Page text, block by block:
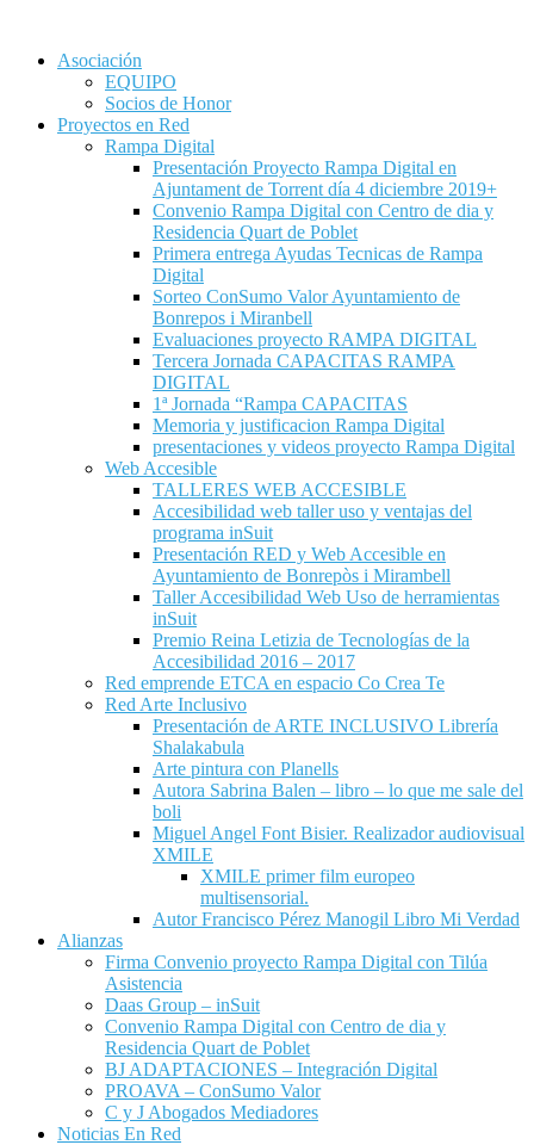
Asociación
EQUIPO
Socios de Honor
Proyectos en Red
Rampa Digital
Presentación Proyecto Rampa Digital en
Ajuntament de Torrent día 4 diciembre 2019+
Convenio Rampa Digital con Centro de dia y
Residencia Quart de Poblet
Primera entrega Ayudas Tecnicas de Rampa
Digital
Sorteo ConSumo Valor Ayuntamiento de
Bonrepos i Miranbell
Evaluaciones proyecto RAMPA DIGITAL
Tercera Jornada CAPACITAS RAMPA
DIGITAL
1ª Jornada “Rampa CAPACITAS
Memoria y justificacion Rampa Digital
presentaciones y videos proyecto Rampa Digital
Web Accesible
TALLERES WEB ACCESIBLE
Accesibilidad web taller uso y ventajas del
programa inSuit
Presentación RED y Web Accesible en
Ayuntamiento de Bonrepòs i Mirambell
Taller Accesibilidad Web Uso de herramientas
inSuit
Premio Reina Letizia de Tecnologías de la
Accesibilidad 2016 – 2017
Red emprende ETCA en espacio Co Crea Te
Red Arte Inclusivo
Presentación de ARTE INCLUSIVO Librería
Shalakabula
Arte pintura con Planells
Autora Sabrina Balen – libro – lo que me sale del
boli
Miguel Angel Font Bisier. Realizador audiovisual
XMILE
XMILE primer film europeo
multisensorial.
Autor Francisco Pérez Manogil Libro Mi Verdad
Alianzas
Firma Convenio proyecto Rampa Digital con Tilúa
Asistencia
Daas Group – inSuit
Convenio Rampa Digital con Centro de dia y
Residencia Quart de Poblet
BJ ADAPTACIONES – Integración Digital
PROAVA – ConSumo Valor
C y J Abogados Mediadores
Noticias En Red